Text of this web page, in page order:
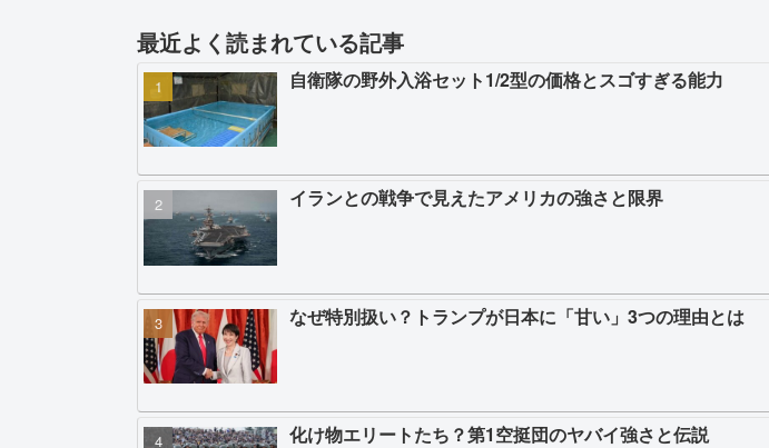
最近よく読まれている記事
自衛隊の野外入浴セット1/2型の価格とスゴすぎる能力
イランとの戦争で見えたアメリカの強さと限界
なぜ特別扱い？トランプが日本に「甘い」3つの理由とは
化け物エリートたち？第1空挺団のヤバイ強さと伝説